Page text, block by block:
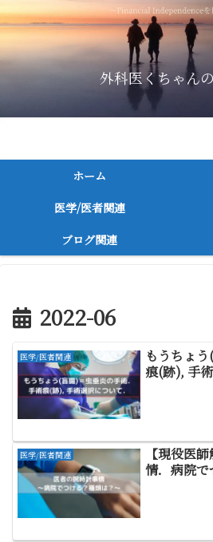
外科医くちゃん
ホーム
医学/医者関連
ブログ関連
2022-06
医学/医者関連
もうちょ
痕(跡), 手術
医学/医者関連
【現役医
情．病院で